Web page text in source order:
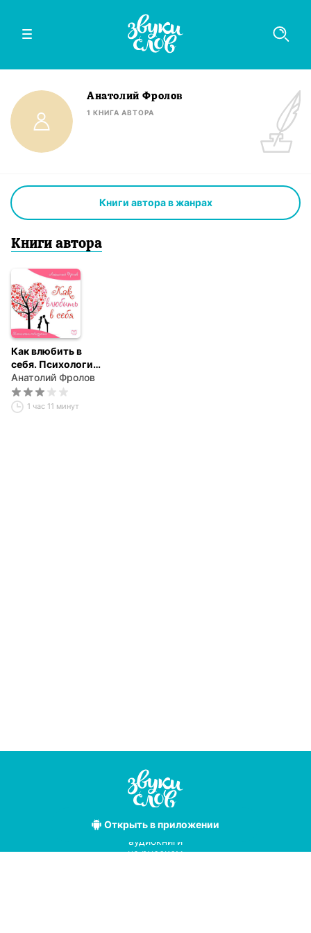
Анатолий Фролов
1 КНИГА АВТОРА
Книги автора в жанрах
Книги автора
Как влюбить в
себя. Психология
соблазнения
Анатолий Фролов
1 час 11 минут
Открытьв приложении
Лучшие
аудиокниги
на русском